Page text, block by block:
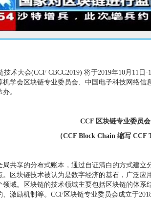
技术大会(CCF CBCC2019) 将于2019年10月11
机学会区块链专业委员会、中国电子科技网络信
。
CCF 区块链专业委员会
（CCF Block Chain 缩写 CCF
局共享的分布式账本，通过自证清白的方式建
。区块链技术被认为是数字经济的基石，广泛应
领域。区块链的技术领域主要包括区块链的体系
激励机制等。CCF区块链专业委员会成立于